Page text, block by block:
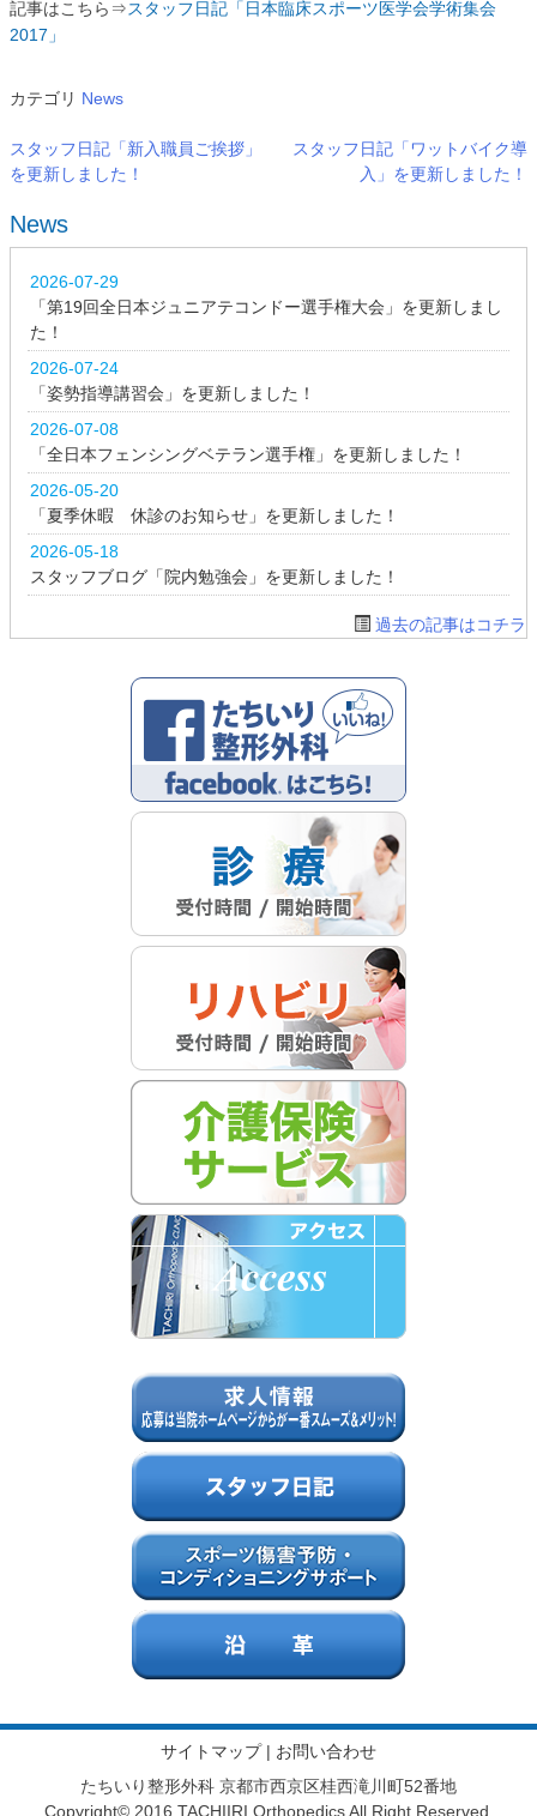
記事はこちら⇒スタッフ日記「日本臨床スポーツ医学会学術集会
2017」
カテゴリ News
スタッフ日記「新入職員ご挨拶」
を更新しました！
スタッフ日記「ワットバイク導
入」を更新しました！
News
2026-07-29
「第19回全日本ジュニアテコンドー選手権大会」を更新しまし
た！
2026-07-24
「姿勢指導講習会」を更新しました！
2026-07-08
「全日本フェンシングベテラン選手権」を更新しました！
2026-05-20
「夏季休暇 休診のお知らせ」を更新しました！
2026-05-18
スタッフブログ「院内勉強会」を更新しました！
過去の記事はコチラ
サイトマップ| お問い合わせ
たちいり整形外科 京都市西京区桂西滝川町52番地
Copyright© 2016 TACHIIRI Orthopedics All Right Reserved.